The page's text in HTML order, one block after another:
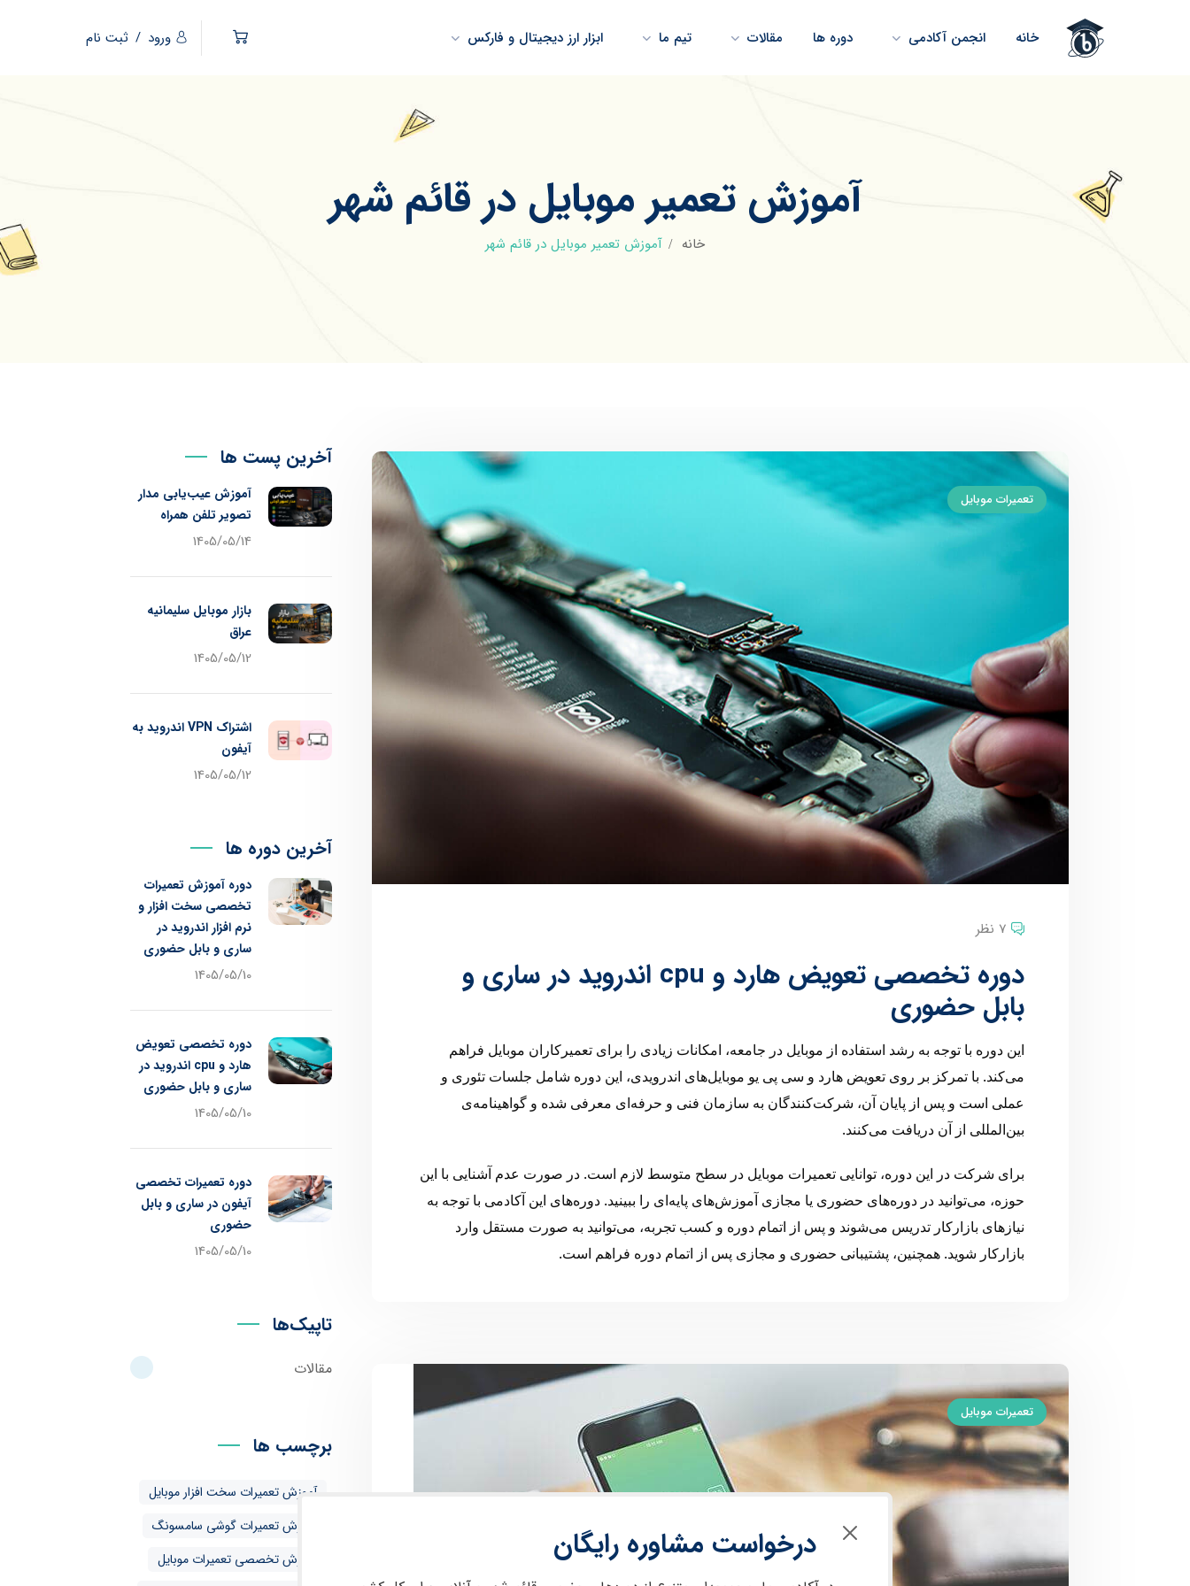
خانه انجمن آکادمی دوره ها مقالات تیم ما ابزار ارز دیجیتال و فارکس ورود / ثبت نام
آموزش تعمیر موبایل در قائم شهر
خانه آموزش تعمیر موبایل در قائم شهر
تعمیرات موبایل
7 نظر
دوره تخصصی تعویض هارد و cpu اندروید در ساری و
بابل حضوری
این دوره با توجه به رشد استفاده از موبایل در جامعه، امکانات زیادی را برای تعمیرکاران موبایل فراهم
می‌کند. با تمرکز بر روی تعویض هارد و سی پی یو موبایل‌های اندرویدی، این دوره شامل جلسات تئوری و
عملی است و پس از پایان آن، شرکت‌کنندگان به سازمان فنی و حرفه‌ای معرفی شده و گواهینامه‌ی
بین‌المللی از آن دریافت می‌کنند.
برای شرکت در این دوره، توانایی تعمیرات موبایل در سطح متوسط لازم است. در صورت عدم آشنایی با این
حوزه، می‌توانید در دوره‌های حضوری یا مجازی آموزش‌های پایه‌ای را ببینید. دوره‌های این آکادمی با توجه به
نیازهای بازارکار تدریس می‌شوند و پس از اتمام دوره و کسب تجربه، می‌توانید به صورت مستقل وارد
بازارکار شوید. همچنین، پشتیبانی حضوری و مجازی پس از اتمام دوره فراهم است.
تعمیرات موبایل
آخرین پست ها
آموزش عیب‌یابی مدار
تصویر تلفن همراه
1405/05/14
بازار موبایل سلیمانیه
عراق
1405/05/12
اشتراک VPN اندروید به
آیفون
1405/05/12
آخرین دوره ها
دوره آموزش تعمیرات
تخصصی سخت افزار و
نرم افزار اندروید در
ساری و بابل حضوری
1405/05/10
دوره تخصصی تعویض
هارد و cpu اندروید در
ساری و بابل حضوری
1405/05/10
دوره تعمیرات تخصصی
آیفون در ساری و بابل
حضوری
1405/05/10
تاپیک‌ها
مقالات
برچسب ها
آموزش تعمیرات سخت افزار موبایل
آموزش تعمیرات گوشی سامسونگ
آموزش تخصصی تعمیرات موبایل
درخواست مشاوره رایگان